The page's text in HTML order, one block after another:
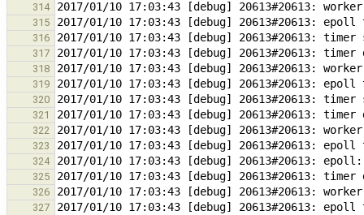
314
315
316
317
318
319
320
321
322
323
324
325
326
327